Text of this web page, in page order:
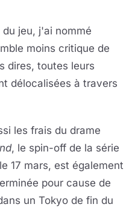
jeu, j'ai nommé
moins critique de
dires, toutes leurs
délocalisées à travers
les frais du drame
, le spin-off de la série
17 mars, est également
pour cause de
un Tokyo de fin du